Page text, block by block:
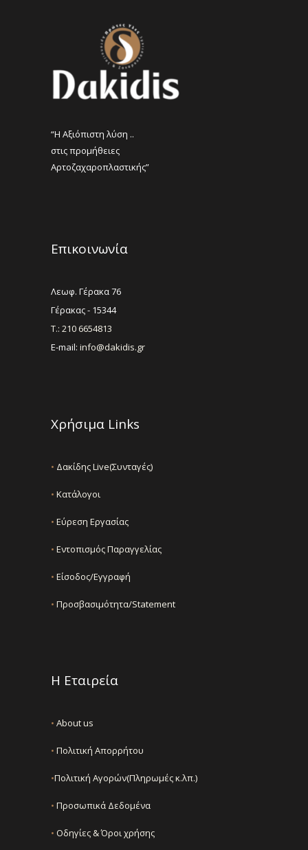
“Η Αξιόπιστη λύση ..
στις προμήθειες
Αρτοζαχαροπλαστικής”
Επικοινωνία
Λεωφ. Γέρακα 76
Γέρακας - 15344
Τ.: 210 6654813
E-mail: info@dakidis.gr
Χρήσιμα Links
• Δακίδης Live(Συνταγές)
• Κατάλογοι
• Εύρεση Εργασίας
• Εντοπισμός Παραγγελίας
• Είσοδος/Εγγραφή
• Προσβασιμότητα/Statement
Η Εταιρεία
• About us
• Πολιτική Απορρήτου
•Πολιτική Αγορών(Πληρωμές κ.λπ.)
• Προσωπικά Δεδομένα
• Οδηγίες & Όροι χρήσης